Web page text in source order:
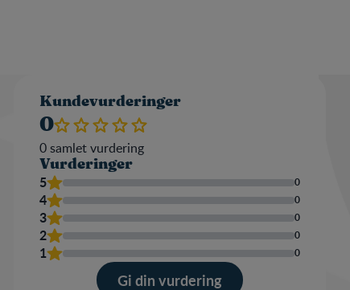
Kundevurderinger
0
0samlet vurdering
Vurderinger
5 0
4 0
3 0
2 0
1 0
Gi din vurdering